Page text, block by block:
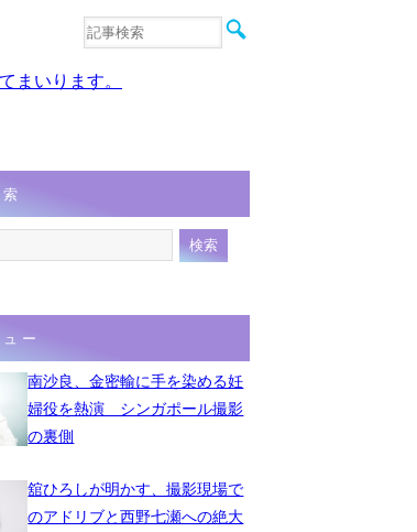
音楽
まいります。
ー
南沙良、金密輸に手を染める妊
婦役を熱演 シンガポール撮影
の裏側
舘ひろしが明かす、撮影現場で
のアドリブと西野七瀬への絶大